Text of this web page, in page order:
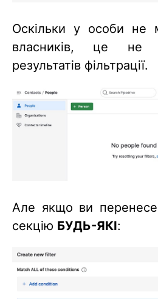
Оскільки у особи не
власників, це не
результатів фільтрації.
Але якщо ви
секцію БУДЬ-ЯКІ: